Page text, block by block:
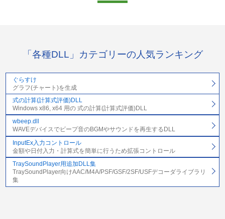
「各種DLL」カテゴリーの人気ランキング
ぐらすけ
グラフ(チャート)を生成
式の計算(計算式評価)DLL
Windows x86, x64 用の 式の計算(計算式評価)DLL
wbeep.dll
WAVEデバイスでビープ音のBGMやサウンドを再生するDLL
InputEx入力コントロール
金額や日付入力・計算式を簡単に行うため拡張コントロール
TraySoundPlayer用追加DLL集
TraySoundPlayer向けAAC/M4A/PSF/GSF/2SF/USFデコーダライブラリ
集